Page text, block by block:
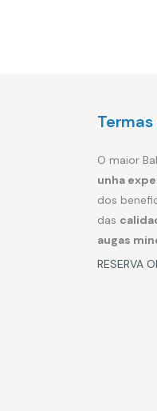
O maior
unha
dos
das
augas
RESERVA